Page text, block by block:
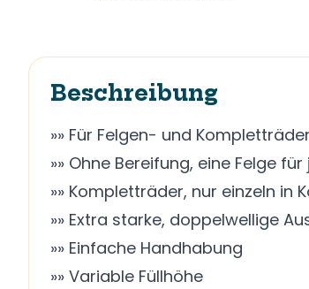
Beschreibung
»» Für Felgen- und Kompletträder
»» Ohne Bereifung, eine Felge
»» Kompletträder, nur einzeln
»» Extra starke, doppelwellige
»» Einfache Handhabung
»» Variable Füllhöhe